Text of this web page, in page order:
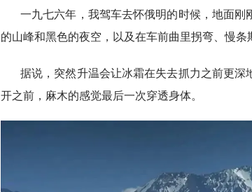
一九七六年，我驾车去怀俄明的时候，地面
的山峰和黑色的夜空，以及在车前曲里拐弯、慢条
据说，突然升温会让冰霜在失去抓力之前更
开之前，麻木的感觉最后一次穿透身体。